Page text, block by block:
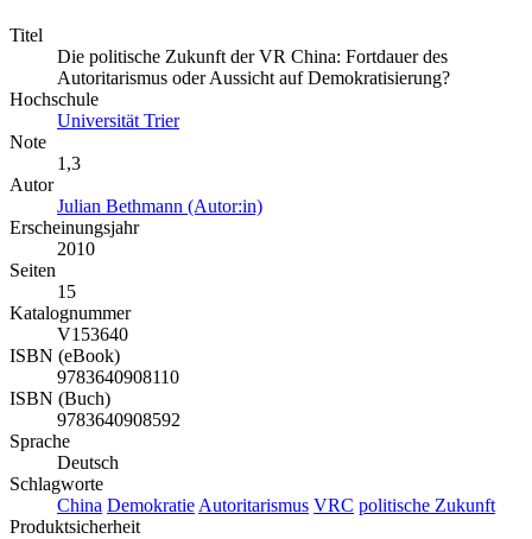
Titel
Die politische Zukunft der VR China: Fortdauer des
Autoritarismus oder Aussicht auf Demokratisierung?
Hochschule
Universität Trier
Note
1,3
Autor
Julian Bethmann (Autor:in)
Erscheinungsjahr
2010
Seiten
15
Katalognummer
V153640
ISBN (eBook)
9783640908110
ISBN (Buch)
9783640908592
Sprache
Deutsch
Schlagworte
China Demokratie Autoritarismus VRC politische Zukunft
Produktsicherheit